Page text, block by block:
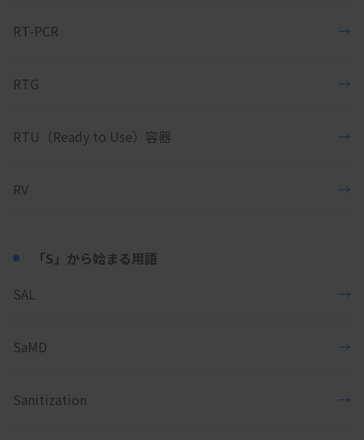
RT-PCR →
RTG →
RTU（Ready to Use）容器 →
RV →
「S」から始まる用語
SAL
→
SaMD →
Sanitization →